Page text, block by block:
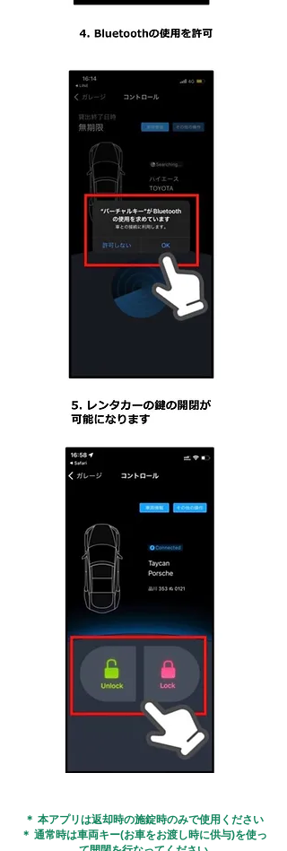
＊ 本アプリは返却時の施錠時のみで使用ください
＊ 通常時は車両キー(お車をお渡し時に供与)を使っ